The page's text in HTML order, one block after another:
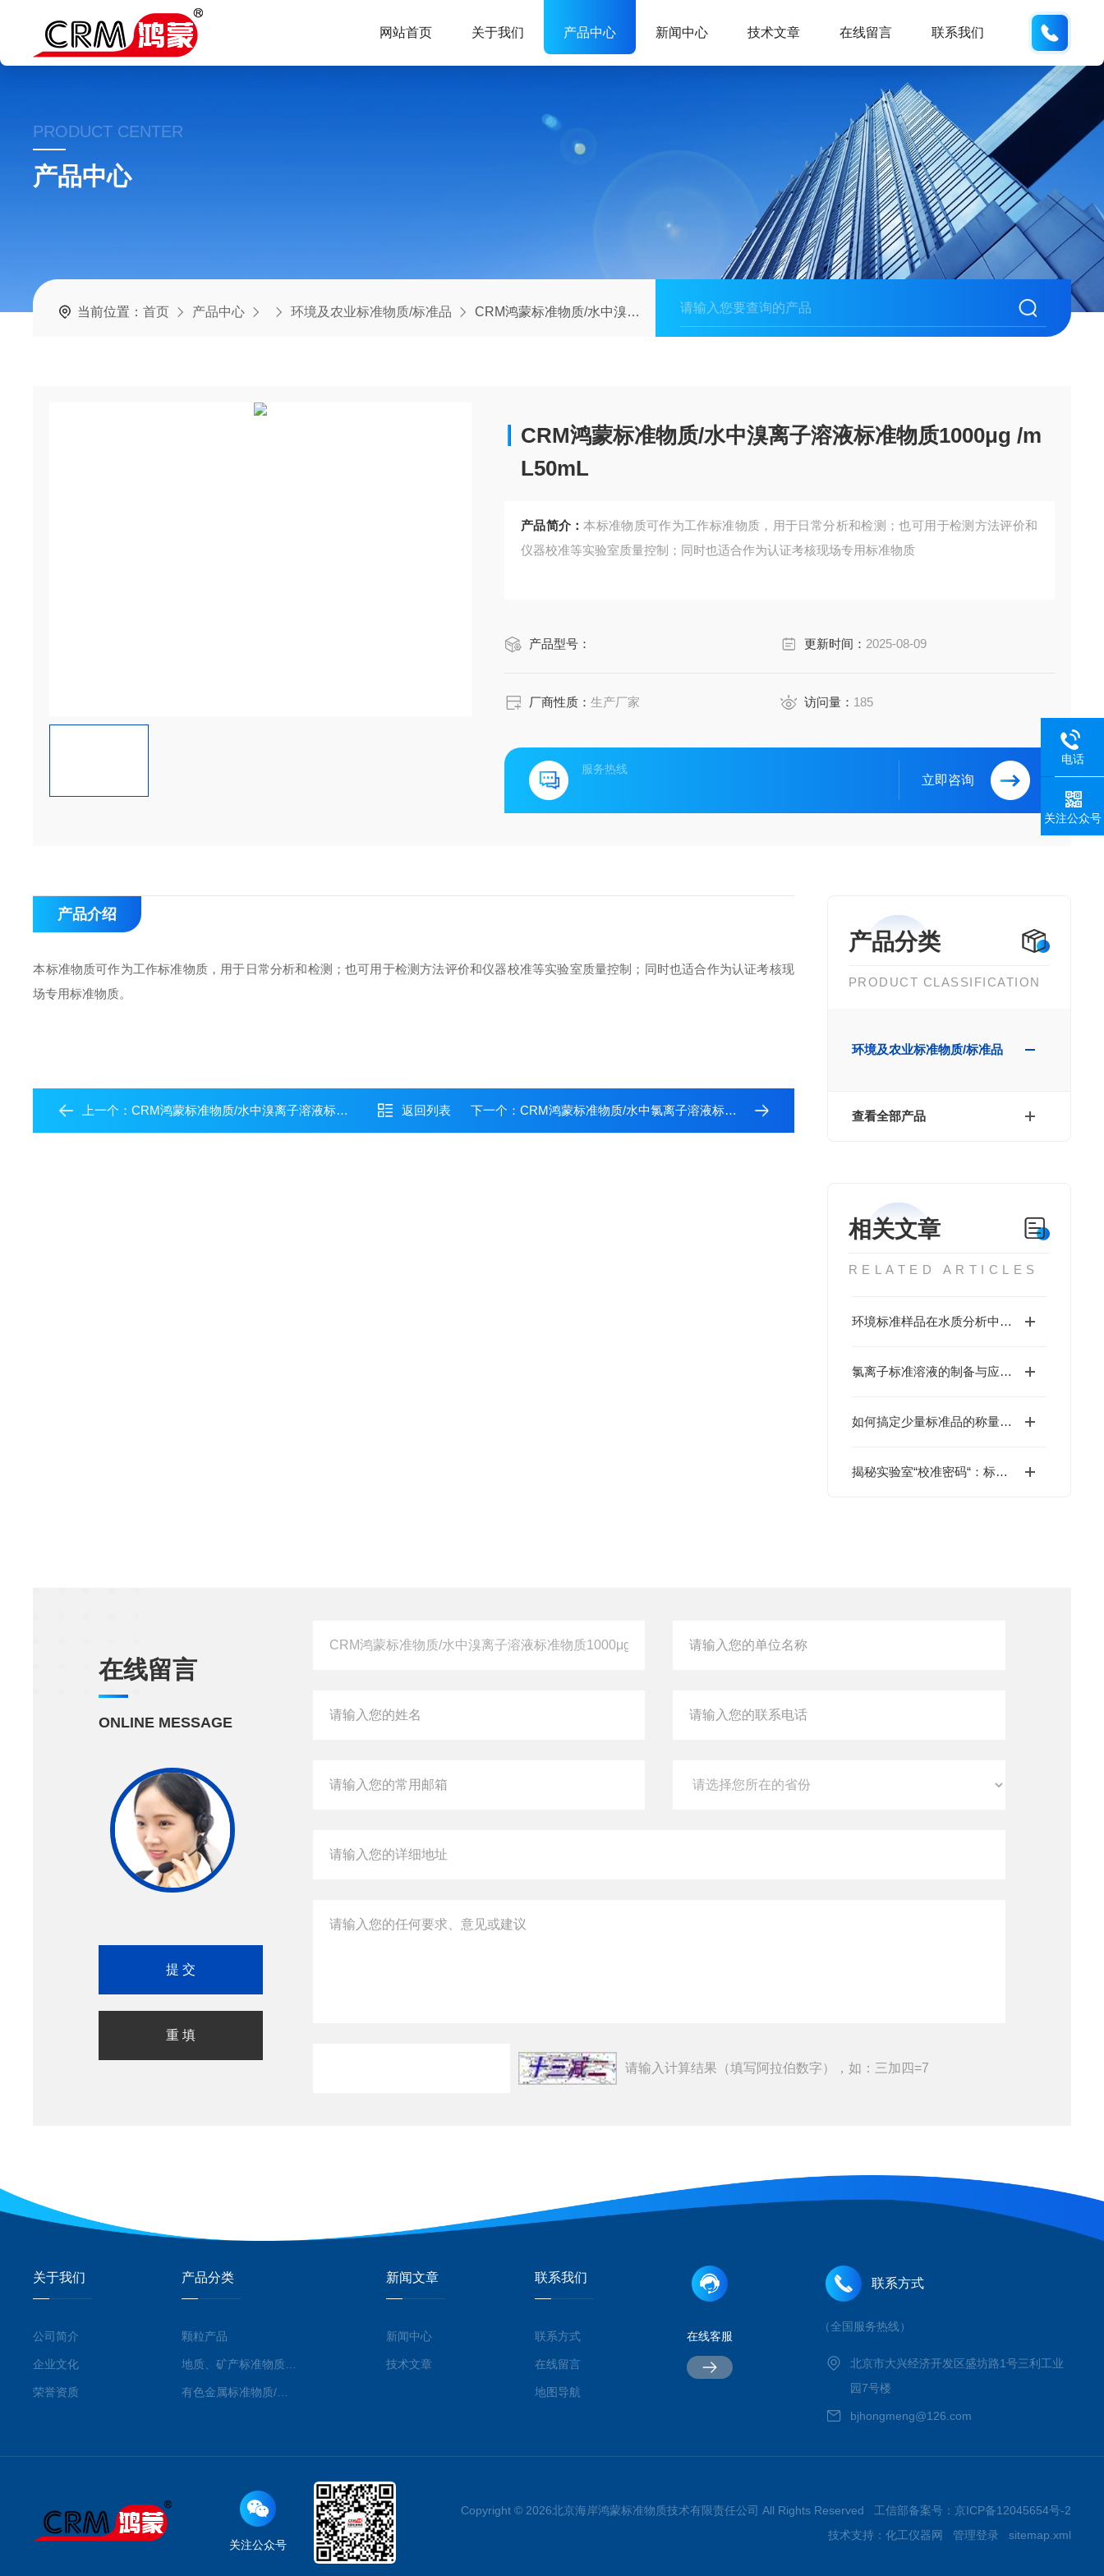
网站首页 关于我们 产品中心 新闻中心 技术文章 在线留言 联系我们
PRODUCT CENTER
产品中心
当前位置：首页 产品中心 环境及农业标准物质/标准品 CRM鸿蒙标准物质/水中溴离子溶液标准物质1000μg /mL50mL
CRM鸿蒙标准物质/水中溴离子溶液标准物质1000μg /m
L50mL
产品简介：本标准物质可作为工作标准物质，用于日常分析和检测；也可用于检测方法评价和
仪器校准等实验室质量控制；同时也适合作为认证考核现场专用标准物质
产品型号： 更新时间： 2025-08-09
厂商性质：生产厂家 访问量： 185
服务热线
立即咨询
产品分类
PRODUCT CLASSIFICATION
环境及农业标准物质/标准品
查看全部产品
相关文章
RELATED ARTICLES
环境标准样品在水质分析中的重要作用
氯离子标准溶液的制备与应用研究
如何搞定少量标准品的称量和溶解?
揭秘实验室“校准密码“：标准物质如何确保测量结果“毫厘不差“
产品介绍
本标准物质可作为工作标准物质，用于日常分析和检测；也可用于检测方法评价和仪器校准等实验室质量控制；同时也适合作为认证考核现
场专用标准物质。
上一个：CRM鸿蒙标准物质/水中溴离子溶液标准物质1000μg /mL20mL 返回列表 下一个： CRM鸿蒙标准物质/水中氯离子溶液标准物质1000μg /mL20mL
在线留言
ONLINE MESSAGE
请输入计算结果（填写阿拉伯数字），如：三加四=7
关于我们
公司简介
企业文化
荣誉资质
产品分类
颗粒产品
有色金属标准物质/标准品
新闻文章
新闻中心
技术文章
联系我们
联系方式
在线留言
地图导航
在线客服
联系方式
（全国服务热线）
北京市大兴经济开发区盛坊路1号三利工业
园7号楼
bjhongmeng@126.com
关注公众号
Copyright © 2026北京海岸鸿蒙标准物质技术有限责任公司 All Rights Reserved 工信部备案号： 京ICP备12045654号-2
技术支持： 化工仪器网 管理登录 sitemap.xml
电话
关注公众号